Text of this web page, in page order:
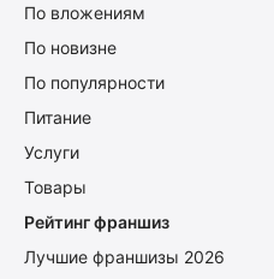
По вложениям
По новизне
По популярности
Питание
Услуги
Товары
Рейтинг франшиз
Лучшие франшизы 2026